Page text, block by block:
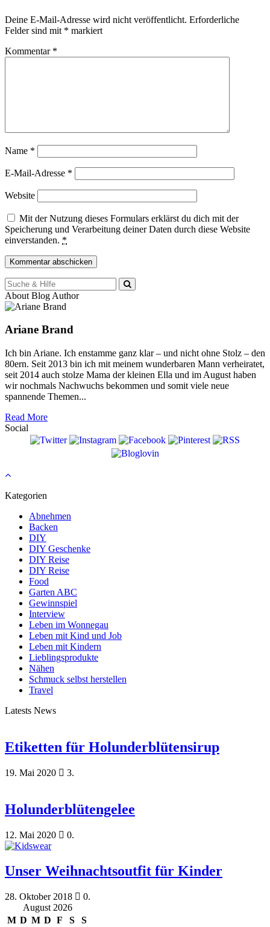
Deine E-Mail-Adresse wird nicht veröffentlicht. Erforderliche
Felder sind mit * markiert
Kommentar *
Name *
E-Mail-Adresse *
Website
Mit der Nutzung dieses Formulars erklärst du dich mit der
Speicherung und Verarbeitung deiner Daten durch diese Website
einverstanden. *
Suche
für:
About Blog Author
Ariane Brand
Ich bin Ariane. Ich enstamme ganz klar – und nicht ohne Stolz – den
80ern. Seit 2013 bin ich mit meinem wunderbaren Mann verheiratet,
seit 2014 auch stolze Mama der kleinen Ella und im August haben
wir nochmals Nachwuchs bekommen und somit viele neue
spannende Themen...
Read More
Social
Kategorien
Abnehmen
Backen
DIY
DIY Geschenke
DIY Reise
DIY Reise
Food
Garten ABC
Gewinnspiel
Interview
Leben im Wonnegau
Leben mit Kind und Job
Leben mit Kindern
Lieblingsprodukte
Nähen
Schmuck selbst herstellen
Travel
Latests News
Etiketten für Holunderblütensirup
19. Mai 2020 3.
Holunderblütengelee
12. Mai 2020 0.
Unser Weihnachtsoutfit für Kinder
28. Oktober 2018
0.
August 2026
M D M D F S
S